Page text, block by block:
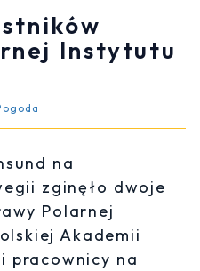
Instytutu
na
zginęło dwoje
Polarnej
Akademii
pracownicy na